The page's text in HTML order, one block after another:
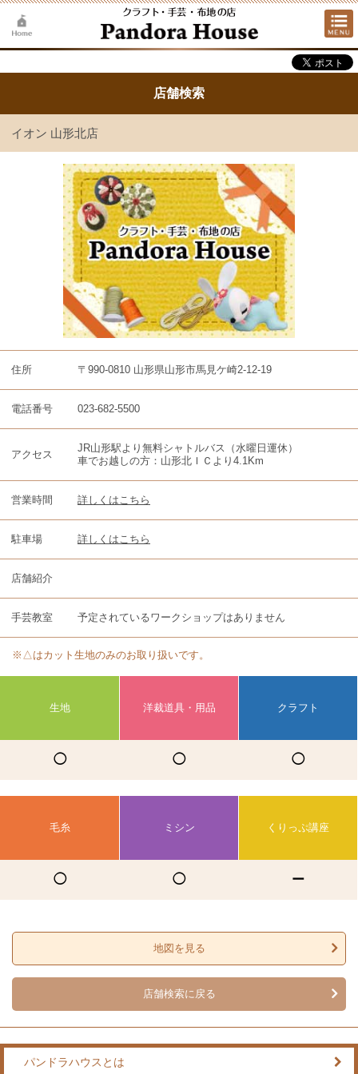
店舗検索
イオン 山形北店
住所 〒990-0810 山形県山形市馬見ケ崎2-12-19
電話番号 023-682-5500
アクセス
JR山形駅より無料シャトルバス（水曜日運休）
車でお越しの方：山形北ＩＣより4.1Km
営業時間 詳しくはこちら
駐車場 詳しくはこちら
店舗紹介
手芸教室 予定されているワークショップはありません
※△はカット生地のみのお取り扱いです。
生地 洋裁道具・用品 クラフト
◯ ◯ ◯
毛糸 ミシン くりっぷ講座
◯ ◯ ー
地図を見る
店舗検索に戻る
パンドラハウスとは